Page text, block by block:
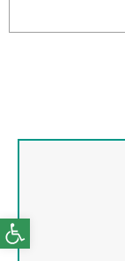
פתח